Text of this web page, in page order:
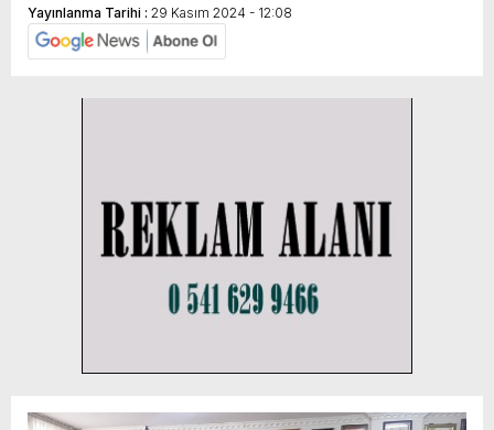
Yayınlanma Tarihi : 29 Kasım 2024 - 12:08